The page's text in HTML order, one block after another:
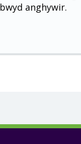
bwyd anghywir.